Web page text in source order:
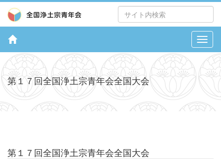
第１７回全国浄土宗青年会全国大会
第１７回全国浄土宗青年会全国大会